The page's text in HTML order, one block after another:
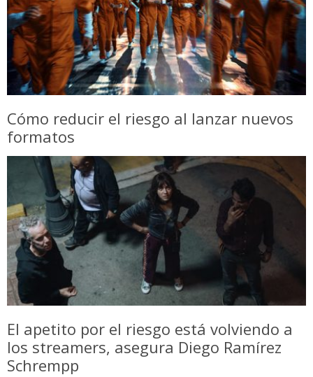
Cómo reducir el riesgo al lanzar nuevos
formatos
El apetito por el riesgo está volviendo a
los streamers, asegura Diego Ramírez
Schrempp